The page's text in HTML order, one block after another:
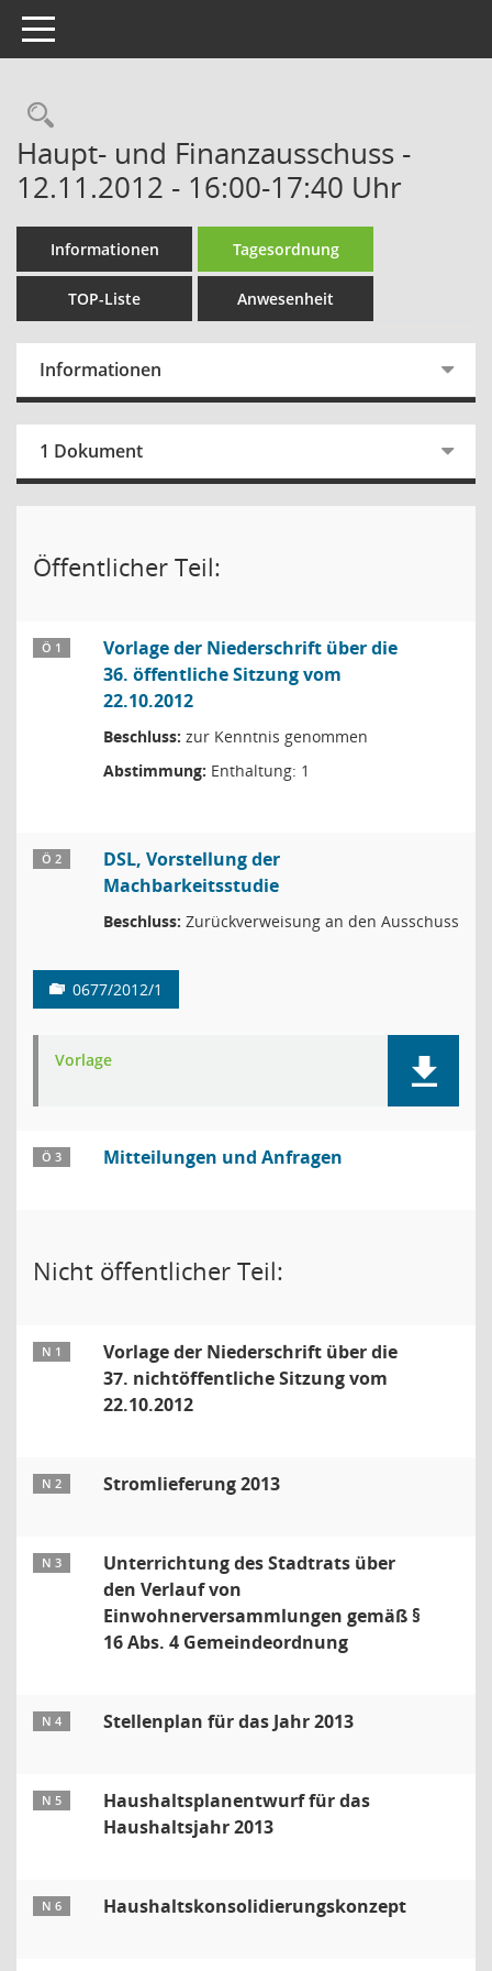
Toggle navigation
Rechercheauswahl
Haupt- und Finanzausschuss -
12.11.2012 - 16:00-17:40 Uhr
Informationen Tagesordnung
TOP-Liste Anwesenheit
Informationen
1 Dokument
Öffentlicher Teil:
Ö 1
Vorlage der Niederschrift über die
36. öffentliche Sitzung vom
22.10.2012
Beschluss: zur Kenntnis genommen
Abstimmung: Enthaltung: 1
Ö 2
DSL, Vorstellung der
Machbarkeitsstudie
Beschluss: Zurückverweisung an den Ausschuss
0677/2012/1
Vorlage
Ö 3 Mitteilungen und Anfragen
Nicht öffentlicher Teil:
N 1
Vorlage der Niederschrift über die
37. nichtöffentliche Sitzung vom
22.10.2012
N 2 Stromlieferung 2013
N 3
Unterrichtung des Stadtrats über
den Verlauf von
Einwohnerversammlungen gemäß §
16 Abs. 4 Gemeindeordnung
N 4 Stellenplan für das Jahr 2013
N 5
Haushaltsplanentwurf für das
Haushaltsjahr 2013
N 6 Haushaltskonsolidierungskonzept